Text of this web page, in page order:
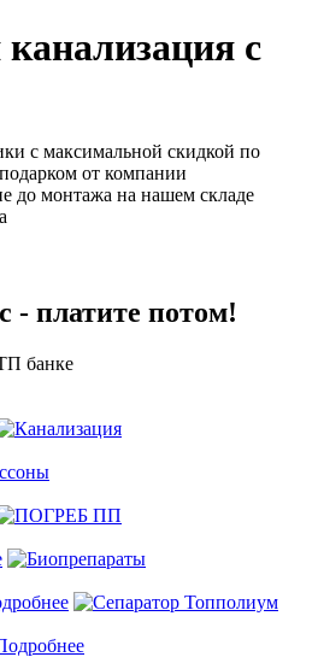
с
с максимальной скидкой по
от компании
до монтажа на нашем складе
- платите потом!
банке